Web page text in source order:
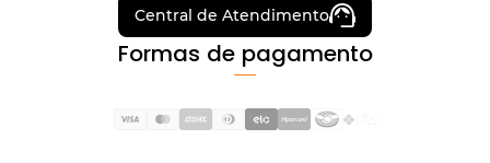
Central de Atendimento
Formas de pagamento